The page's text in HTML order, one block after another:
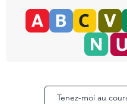
Tenez-moi au